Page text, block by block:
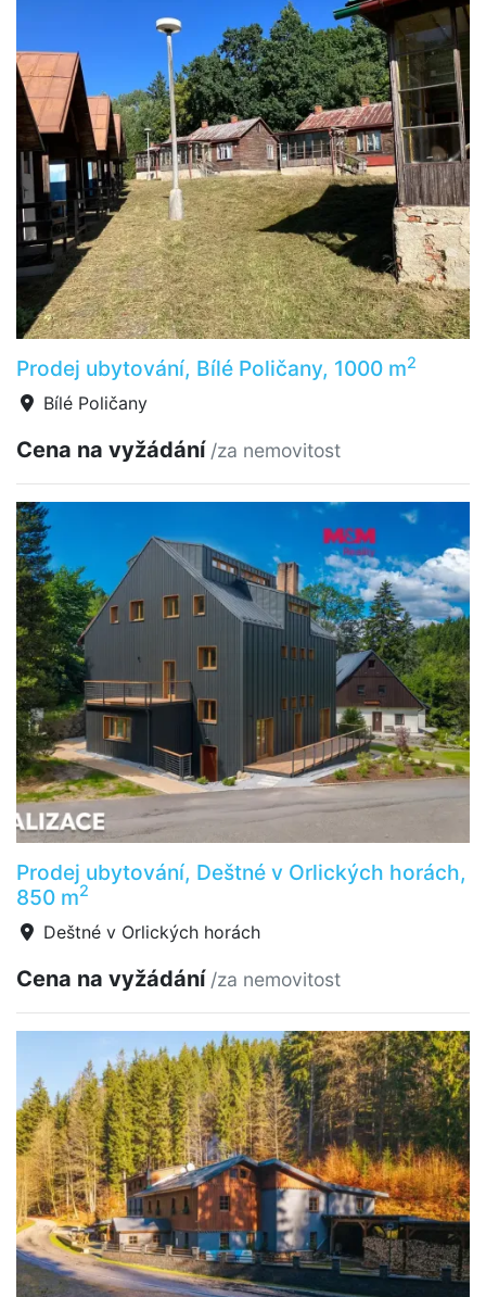
Prodej ubytování, Bílé Poličany, 1000 m2
Bílé Poličany
Cena na vyžádání /za nemovitost
Prodej ubytování, Deštné v Orlických horách,
850 m2
Deštné v Orlických horách
Cena na vyžádání /za nemovitost